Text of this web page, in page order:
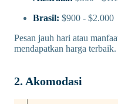
Brasil: $900 - $2.000
Pesan jauh hari atau
mendapatkan harga terbaik.
2. Akomodasi